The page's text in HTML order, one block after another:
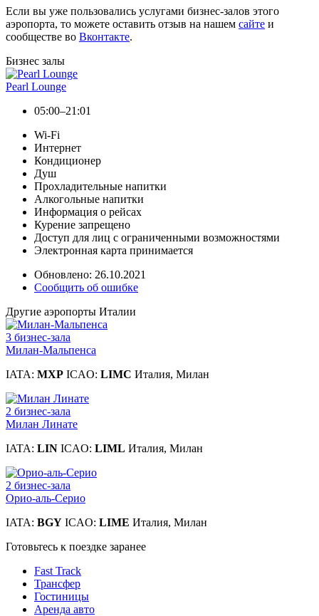
Если вы уже пользовались услугами бизнес-залов этого
аэропорта, то можете оставить отзыв на нашем сайте и
сообществе во Вконтакте.
Бизнес залы
Pearl Lounge
05:00–21:01
Wi-Fi
Интернет
Кондиционер
Душ
Прохладительные напитки
Алкогольные напитки
Информация о рейсах
Курение запрещено
Доступ для лиц с ограниченными возможностями
Электронная карта принимается
Обновлено: 26.10.2021
Сообщить об ошибке
Другие аэропорты Италии
3 бизнес-зала
Милан-Мальпенса
IATA: MXP ICAO: LIMC Италия, Милан
2 бизнес-зала
Милан Линате
IATA: LIN ICAO: LIML Италия, Милан
2 бизнес-зала
Орио-аль-Серио
IATA: BGY ICAO: LIME Италия, Милан
Готовьтесь к поездке заранее
Fast Track
Трансфер
Гостиницы
Аренда авто